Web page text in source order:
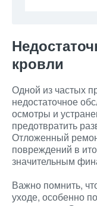
кровли
Одной из частых
недостаточное
осмотры и
предотвратить
Отложенный
повреждений в
значительным
Важно помнить,
уходе, особенно